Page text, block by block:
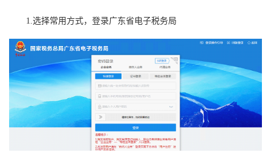
1.选择常用方式，登录广东省电子税务局